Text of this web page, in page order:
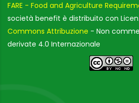
FARE - Food and Agriculture
società benefit è distribuito con
Commons Attribuzione - Non
derivate 4.0 Internazionale